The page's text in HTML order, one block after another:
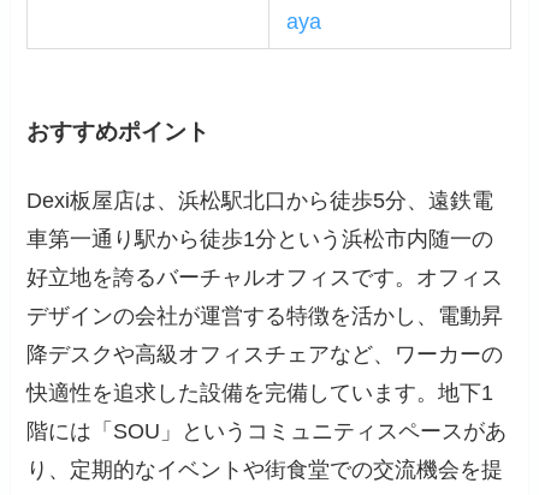
aya
おすすめポイント
Dexi板屋店は、浜松駅北口から徒歩5分、遠鉄電
車第一通り駅から徒歩1分という浜松市内随一の
好立地を誇るバーチャルオフィスです。オフィス
デザインの会社が運営する特徴を活かし、電動昇
降デスクや高級オフィスチェアなど、ワーカーの
快適性を追求した設備を完備しています。地下1
階には「SOU」というコミュニティスペースがあ
り、定期的なイベントや街食堂での交流機会を提